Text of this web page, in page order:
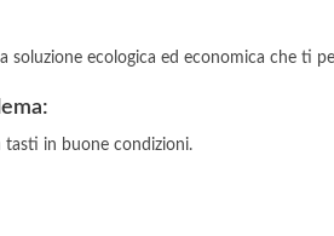
ecologica ed economica che ti
in buone condizioni.